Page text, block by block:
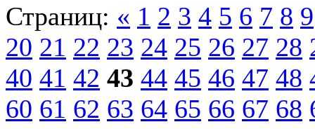
Страниц: « 1 2 3 4 5 6 7 8 9
20 21 22 23 24 25 26 27 28
40 41 42 43 44 45 46 47 48
60 61 62 63 64 65 66 67 68